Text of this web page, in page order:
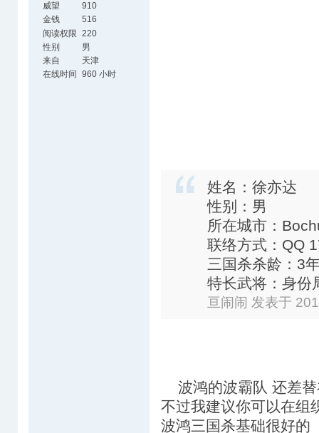
威望
910
金钱
516
阅读权限 220
性别
男
来自
天津
在线时间
960 小时
姓名：徐亦达
性别：男
所在城市：
联络方式：QQ
三国杀杀龄：3
特长武将：身份
亘闹闹 发表于
波鸿的波霸队 还差替
不过我建议你可以在组
波鸿三国杀基础很好的